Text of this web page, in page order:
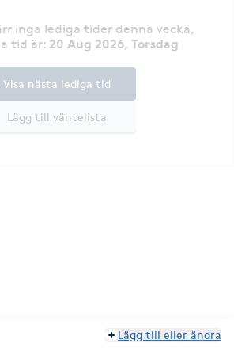
inga lediga tider denna vecka,
tid är: 20 Aug 2026, Torsdag
Lägg till väntelista
Visa nästa lediga tid
Lägg till eller ändra